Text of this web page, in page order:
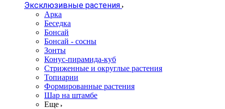
Эксклюзивные растения
Арка
Беседка
Бонсай
Бонсай - сосны
Зонты
Конус-пирамида-куб
Стриженные и округлые растения
Топиарии
Формированные растения
Шар на штамбе
Еще